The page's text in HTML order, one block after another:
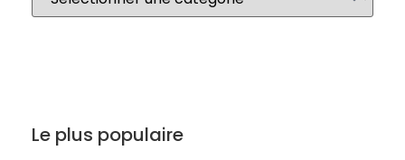
Le plus populaire